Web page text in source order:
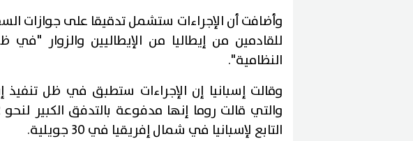
وأضافت أن الإجراءات ستشمل تدقيقا على جوازات
للقادمين من إيطاليا من الإيطاليين والزوار
النظامية".
وقالت إسبانيا إن الإجراءات ستطبق في ظل تنفيذ
التابع لإسبانيا في شمال إفريقيا في 30 جويلية.